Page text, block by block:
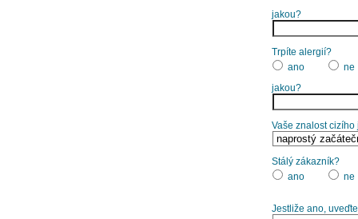
jakou?
Trpíte alergií?
ano
ne
jakou?
Vaše znalost cizího
Stálý zákazník?
ano
ne
Jestliže ano,